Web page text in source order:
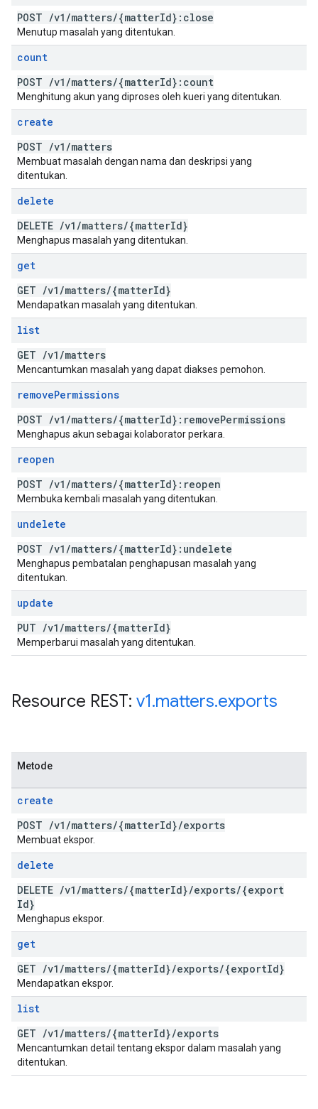
POST /v1 /matters/{matterId}:close
Menutup masalah yang ditentukan.
count
POST /v1 /matters/{matterId}:count
Menghitung akun yang diproses oleh kueri yang ditentukan.
create
POST /v1 /matters
Membuat masalah dengan nama dan deskripsi yang
ditentukan.
delete
DELETE /v1 /matters/{matterId}
Menghapus masalah yang ditentukan.
get
GET /v1 /matters/{matterId}
Mendapatkan masalah yang ditentukan.
list
GET /v1 /matters
Mencantumkan masalah yang dapat diakses pemohon.
removePermissions
POST /v1 /matters/{matterId}:removePermissions
Menghapus akun sebagai kolaborator perkara.
reopen
POST /v1 /matters/{matterId}:reopen
Membuka kembali masalah yang ditentukan.
undelete
POST /v1 /matters/{matterId}:undelete
Menghapus pembatalan penghapusan masalah yang
ditentukan.
update
PUT /v1 /matters/{matterId}
Memperbarui masalah yang ditentukan.
Resource REST: v1.matters.exports
Metode
create
POST /v1 /matters/{matterId}/exports
Membuat ekspor.
delete
DELETE /v1 /matters/{matterId}/exports/{export
Id}
Menghapus ekspor.
get
GET /v1 /matters/{matterId}/exports/{exportId}
Mendapatkan ekspor.
list
GET /v1 /matters/{matterId}/exports
Mencantumkan detail tentang ekspor dalam masalah yang
ditentukan.